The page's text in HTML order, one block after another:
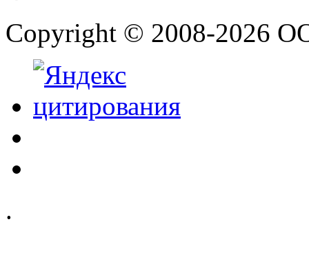
Copyright © 2008-2026
.